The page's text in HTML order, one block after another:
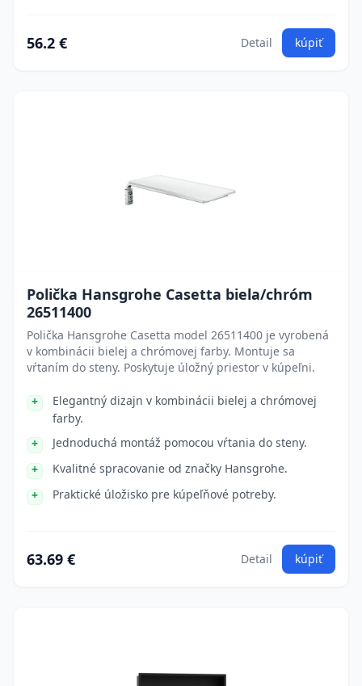
56.2 € Detail kúpiť
Polička Hansgrohe Casetta biela/chróm
26511400
Polička Hansgrohe Casetta model 26511400 je vyrobená
v kombinácii bielej a chrómovej farby. Montuje sa
vŕtaním do steny. Poskytuje úložný priestor v kúpeľni.
Elegantný dizajn v kombinácii bielej a chrómovej
farby.
Jednoduchá montáž pomocou vŕtania do steny.
Kvalitné spracovanie od značky Hansgrohe.
Praktické úložisko pre kúpeľňové potreby.
63.69 € Detail kúpiť